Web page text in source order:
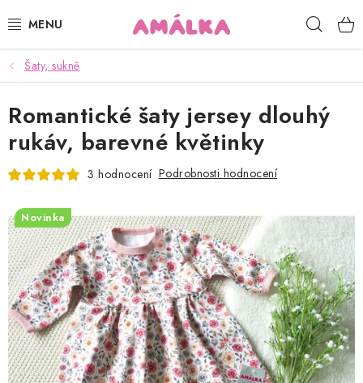
na
KOJENECKÉ, DĚTSKÉ OBLEČENÍ
ČEPICE, RUKAVICE, NÁKRČNÍKY
OSUŠKY, BRYNDÁKY, DEKY, DOPLŇKY
POUKAZY
KONTAKTY
HODNOCENÍ OBCHODU
Kontakty Proč AMÁLKA?
Doprava a platba
Šaty, sukně
Romantické šaty jersey dlouhý
rukáv, barevné květinky
3 hodnocení Podrobnosti hodnocení
Novinka